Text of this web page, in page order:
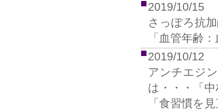
2019/10/15
さっぽろ抗
「血管年齢
2019/10/12
アンチエジ
は・・・「
「食習慣を